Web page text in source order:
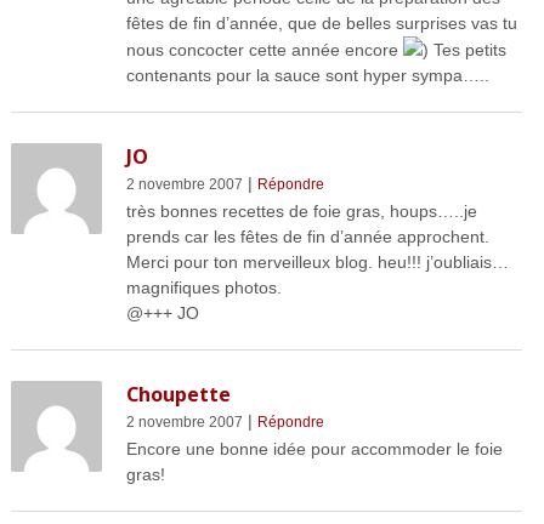
fêtes de fin d’année, que de belles surprises vas tu
nous concocter cette année encore
) Tes petits
contenants pour la sauce sont hyper sympa…..
JO
2 novembre 2007 | Répondre
très bonnes recettes de foie gras, houps…..je
prends car les fêtes de fin d’année approchent.
Merci pour ton merveilleux blog. heu!!! j’oubliais…
magnifiques photos.
@+++ JO
Choupette
2 novembre 2007 | Répondre
Encore une bonne idée pour accommoder le foie
gras!